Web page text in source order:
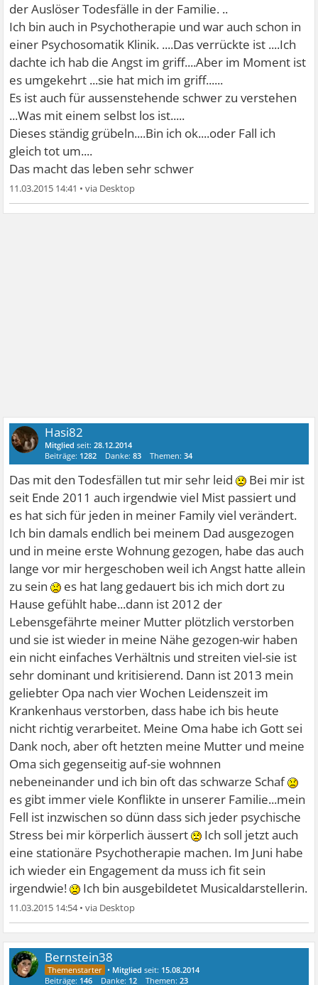
der Auslöser Todesfälle in der Familie. ..
Ich bin auch in Psychotherapie und war auch schon in
einer Psychosomatik Klinik. ....Das verrückte ist ....Ich
dachte ich hab die Angst im griff....Aber im Moment ist
es umgekehrt ...sie hat mich im griff......
Es ist auch für aussenstehende schwer zu verstehen
...Was mit einem selbst los ist.....
Dieses ständig grübeln....Bin ich ok....oder Fall ich
gleich tot um....
Das macht das leben sehr schwer
11.03.2015 14:41 •
Hasi82
Mitglied seit:28.12.2014
Beiträge: 1282 Danke:83 Themen:34
Das mit den Todesfällen tut mir sehr leid
Bei mir ist
seit Ende 2011 auch irgendwie viel Mist passiert und
es hat sich für jeden in meiner Family viel verändert.
Ich bin damals endlich bei meinem Dad ausgezogen
und in meine erste Wohnung gezogen, habe das auch
lange vor mir hergeschoben weil ich Angst hatte allein
zu sein
es hat lang gedauert bis ich mich dort zu
Hause gefühlt habe...dann ist 2012 der
Lebensgefährte meiner Mutter plötzlich verstorben
und sie ist wieder in meine Nähe gezogen-wir haben
ein nicht einfaches Verhältnis und streiten viel-sie ist
sehr dominant und kritisierend. Dann ist 2013 mein
geliebter Opa nach vier Wochen Leidenszeit im
Krankenhaus verstorben, dass habe ich bis heute
nicht richtig verarbeitet. Meine Oma habe ich Gott sei
Dank noch, aber oft hetzten meine Mutter und meine
Oma sich gegenseitig auf-sie wohnnen
nebeneinander und ich bin oft das schwarze Schaf
es gibt immer viele Konflikte in unserer Familie...mein
Fell ist inzwischen so dünn dass sich jeder psychische
Stress bei mir körperlich äussert
Ich soll jetzt auch
eine stationäre Psychotherapie machen. Im Juni habe
ich wieder ein Engagement da muss ich fit sein
irgendwie!
Ich bin ausgebildetet Musicaldarstellerin.
11.03.2015 14:54•
Bernstein38
• Mitglied seit: 15.08.2014
Beiträge: 146 Danke: 12 Themen:23